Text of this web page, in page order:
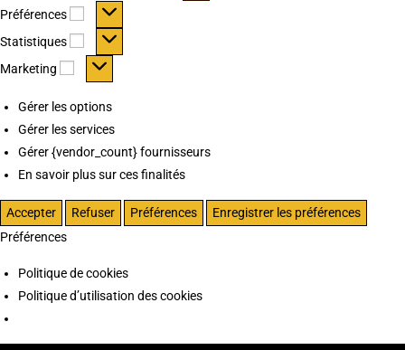
Préférences
Préférences
Statistiques Statistiques
Marketing Marketing
Gérer les options
Gérer les services
Gérer {vendor_count} fournisseurs
En savoir plus sur ces finalités
Accepter Refuser Préférences
Enregistrer les préférences
Préférences
Politique de cookies
Politique d’utilisation des cookies